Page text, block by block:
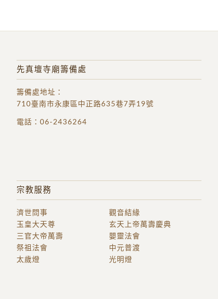
先真壇寺廟籌備處
籌備處地址 ：
710臺南市永康區中正路635巷7弄19號
電話： 06-2436264
宗教服務
濟世問事
觀音結緣
玉皇大天尊
三官大帝萬壽
玄天上帝萬壽慶典
嬰靈法會
祭祖法會
中元普渡
太歲燈
光明燈